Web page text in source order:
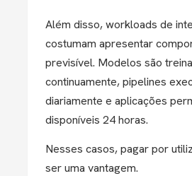
Além disso, workloads de
costumam apresentar
previsível. Modelos são
continuamente, pipelines
diariamente e aplicações
disponíveis 24 horas.
Nesses casos, pagar por
ser uma vantagem.